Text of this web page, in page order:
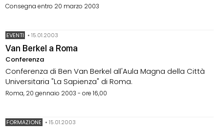
Consegna entro 20 marzo 2003
EVENTI •15.01.2003
Van Berkel a Roma
Conferenza
Conferenza di Ben Van Berkel all'Aula Magna della Città
Universitaria "La Sapienza" di Roma.
Roma, 20 gennaio 2003 - ore 16,00
FORMAZIONE •15.01.2003